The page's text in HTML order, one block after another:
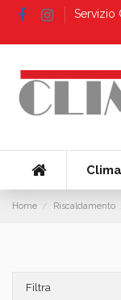
Servizio
Home Riscaldamento
Filtra